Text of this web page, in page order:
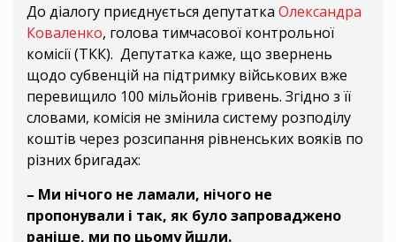
До діалогу приєднується депутатка Олександра
Коваленко, голова тимчасової контрольної
комісії (ТКК). Депутатка каже, що звернень
щодо субвенцій на підтримку військових вже
перевищило 100 мільйонів гривень. Згідно з її
словами, комісія не змінила систему розподілу
коштів через розсипання рівненських вояків по
різних бригадах:
– Ми нічого не ламали, нічого не
пропонували і так, як було запроваджено
раніше, ми по цьому йшли.